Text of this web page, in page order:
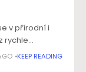
v přírodní i
rychle
ohně.KEEP READING